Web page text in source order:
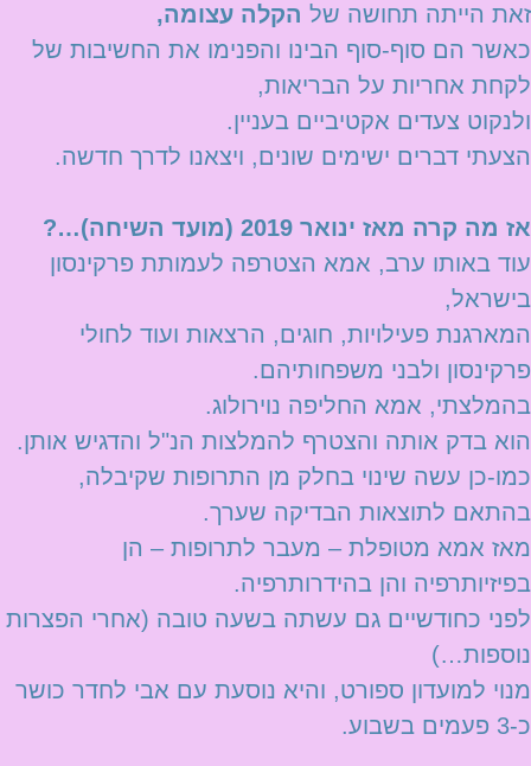
זאת הייתה תחושה של הקלה עצומה,
כאשר הם סוף-סוף הבינו והפנימו את החשיבות של
לקחת אחריות על הבריאות,
ולנקוט צעדים אקטיביים בעניין.
הצעתי דברים ישימים שונים, ויצאנו לדרך חדשה.
אז מה קרה מאז ינואר 2019 (מועד השיחה)…?
עוד באותו ערב, אמא הצטרפה לעמותת פרקינסון
בישראל,
המארגנת פעילויות, חוגים, הרצאות ועוד לחולי
פרקינסון ולבני משפחותיהם.
בהמלצתי, אמא החליפה נוירולוג.
הוא בדק אותה והצטרף להמלצות הנ"ל והדגיש אותן.
כמו-כן עשה שינוי בחלק מן התרופות שקיבלה,
בהתאם לתוצאות הבדיקה שערך.
מאז אמא מטופלת – מעבר לתרופות – הן
בפיזיותרפיה והן בהידרותרפיה.
לפני כחודשיים גם עשתה בשעה טובה (אחרי הפצרות
נוספות…)
מנוי למועדון ספורט, והיא נוסעת עם אבי לחדר כושר
כ-3 פעמים בשבוע.